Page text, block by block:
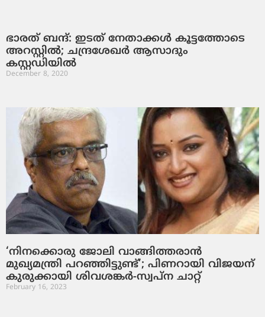
ഭാരത് ബന്ദ്: ഇടത് നേതാക്കള്‍ കൂട്ടത്തോടെ
അറസ്റ്റില്‍; ചന്ദ്രശേഖര്‍ ആസാദും
കസ്റ്റഡിയില്‍
December 8, 2020
‘നിനക്കൊരു ജോലി വാങ്ങിത്തരാന്‍
മുഖ്യമന്ത്രി പറഞ്ഞിട്ടുണ്ട്’; പിണറായി വിജയന്
കുരുക്കായി ശിവശങ്കര്‍-സ്വപ്‌ന ചാറ്റ്
February 16, 2023